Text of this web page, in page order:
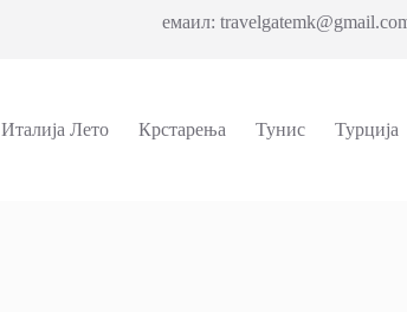
емаил:
Италија Лето Крстарења Тунис Турција